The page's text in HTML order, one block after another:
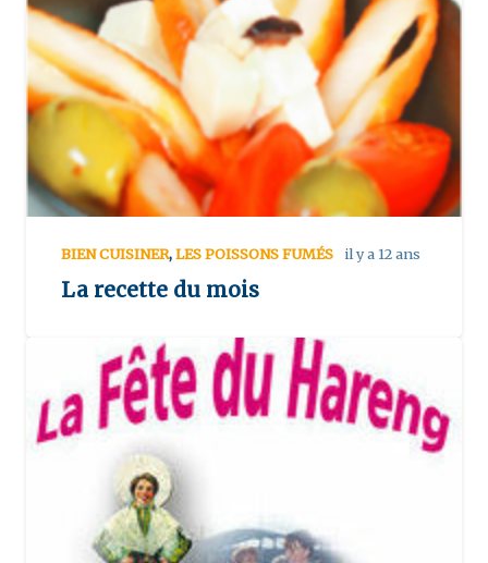
BIEN CUISINER,LES POISSONS FUMÉS il y a 12 ans
La recette du mois